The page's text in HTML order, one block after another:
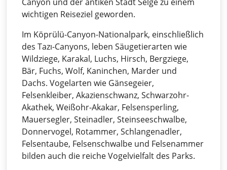
wichtigen Reiseziel geworden.
Im Köprülü-Canyon-Nationalpark, einschließlich
des Tazı-Canyons, leben Säugetierarten wie
Wildziege, Karakal, Luchs, Hirsch, Bergziege,
Bär, Fuchs, Wolf, Kaninchen, Marder und
Dachs. Vogelarten wie Gänsegeier,
Felsenkleiber, Akazienschwanz, Schwarzohr-
Akathek, Weißohr-Akakar, Felsensperling,
Mauersegler, Steinadler, Steinseeschwalbe,
Donnervogel, Rotammer, Schlangenadler,
Felsentaube, Felsenschwalbe und Felsenammer
bilden auch die reiche Vogelvielfalt des Parks.